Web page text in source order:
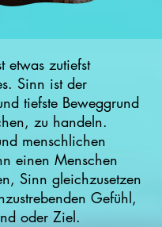
etwas zutiefst
Sinn ist der
tiefste Beweggrund
zu handeln.
mensch­lichen
einen Menschen
Sinn gleichzusetzen
Gefühl,
oder Ziel.